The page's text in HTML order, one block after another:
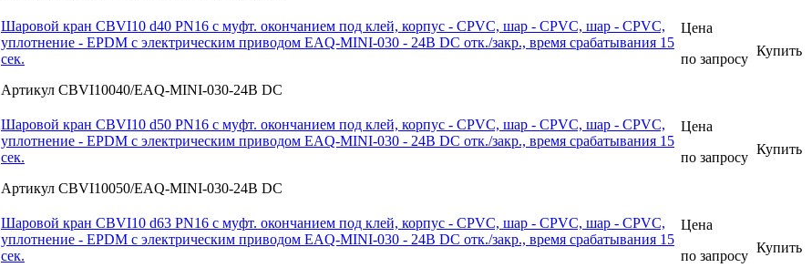
Шаровой кран CBVI10 d40 PN16 с муфт. окончанием под клей, корпус - CPVC, шар - CPVC, шар - CPVC,
уплотнение - EPDM с электрическим приводом EAQ-MINI-030 - 24В DС отк./закр., время срабатывания 15
сек.
Артикул CBVI10040/EAQ-MINI-030-24В DC
Цена
по запросу
Купить
Шаровой кран CBVI10 d50 PN16 с муфт. окончанием под клей, корпус - CPVC, шар - CPVC, шар - CPVC,
уплотнение - EPDM с электрическим приводом EAQ-MINI-030 - 24В DС отк./закр., время срабатывания 15
сек.
Артикул CBVI10050/EAQ-MINI-030-24В DC
Цена
по запросу
Купить
Шаровой кран CBVI10 d63 PN16 с муфт. окончанием под клей, корпус - CPVC, шар - CPVC, шар - CPVC,
уплотнение - EPDM с электрическим приводом EAQ-MINI-030 - 24В DС отк./закр., время срабатывания 15
сек.
Цена
по запросу
Купить